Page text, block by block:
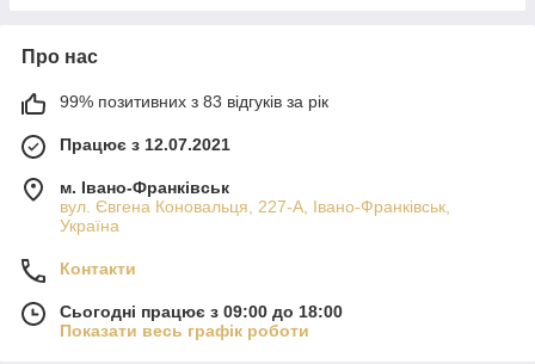
Про нас
99% позитивних з 83 відгуків за рік
Працює з 12.07.2021
м. Івано-Франківськ
вул. Євгена Коновальця, 227-А, Івано-Франківськ,
Україна
Контакти
Сьогодні працює з 09:00 до 18:00
Показати весь графік роботи